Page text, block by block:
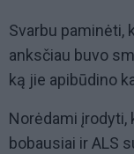
Svarbu paminėti,
anksčiau buvo
ką jie apibūdino
Norėdami įrodyti,
bobausiai ir ALS